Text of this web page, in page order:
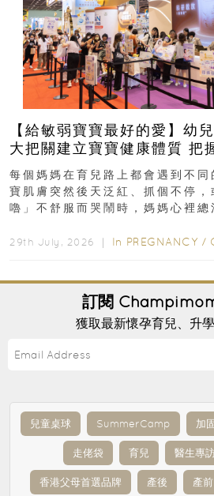
【給敏弱寶寶最好的愛】幼
大把關建立寶寶健康體質 把
每個媽媽在育兒路上都會遇到不
寶肌膚突然後天泛紅、抓個不停，
嚕」不舒服而哭鬧時，媽媽心裡總
29th July, 2026 ｜ In PREGNANCY /
訂閱
獲取最新懷孕育兒、升
兒童桌球 SummerCamp 加
走佬袋 育兒 醫生專
香港父母首選品牌 產後 產前